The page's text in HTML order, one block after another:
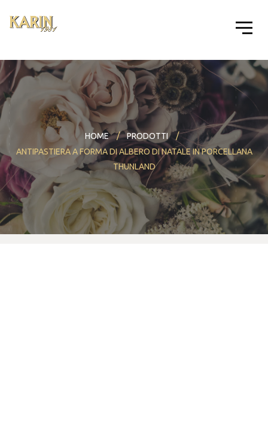
HOME
PRODOTTI
ANTIPASTIERA A FORMA DI ALBERO DI NATALE IN PORCELLANA
THUNLAND